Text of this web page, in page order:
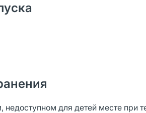
недоступном для детей месте при